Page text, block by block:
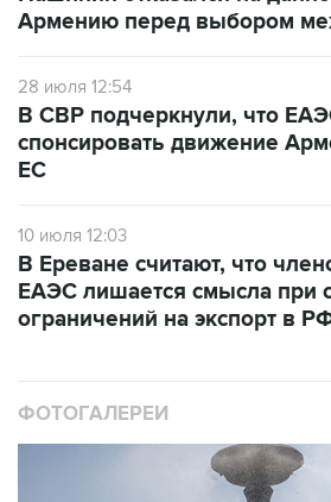
Армению перед выбором
28 июля 12:54
В СВР подчеркнули, что
спонсировать движение
ЕС
10 июля 12:03
В Ереване считают, что
ЕАЭС лишается смысла при
ограничений на экспорт в
ФОТОГАЛЕРЕИ